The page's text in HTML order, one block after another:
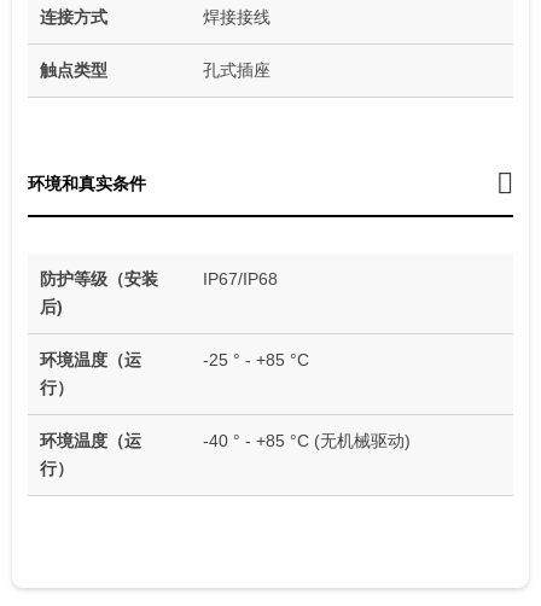
连接方式 焊接接线
触点类型 孔式插座
环境和真实条件
防护等级（安装
后)
IP67/IP68
环境温度（运
行）
-25 ° - +85 °C
环境温度（运
行）
-40 ° - +85 °C (无机械驱动)